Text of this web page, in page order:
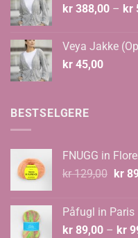
kr 388,00 – kr
Veya Jakke
kr 45,00
BESTSELGERE
FNUGG in
kr129,00
kr
kr
Påfugl in Paris
kr 89,00 – kr